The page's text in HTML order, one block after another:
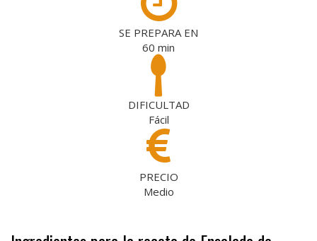
SE PREPARA EN
60 min
DIFICULTAD
Fácil
PRECIO
Medio